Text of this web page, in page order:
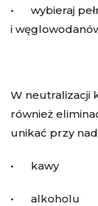
• wybieraj
i
W neutralizacji
również
unikać przy
• kawy
• alkoholu